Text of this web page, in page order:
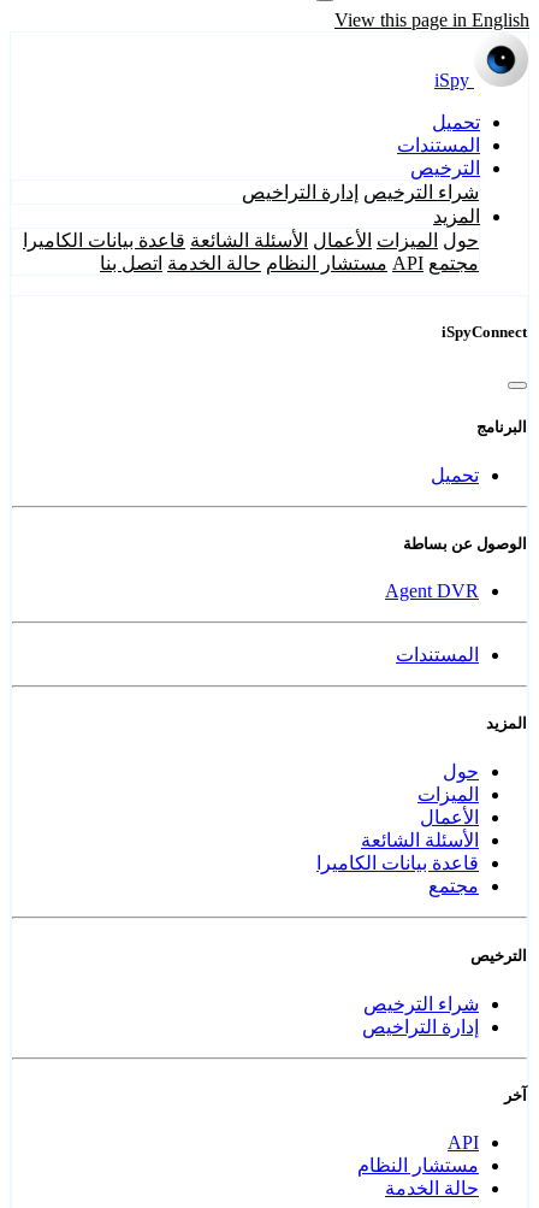
View this page in English
iSpy
تحميل
المستندات
الترخيص
شراء الترخيص إدارة التراخيص
المزيد
حول الميزات الأعمال الأسئلة الشائعة قاعدة بيانات الكاميرا
مجتمع API مستشار النظام حالة الخدمة اتصل بنا
iSpyConnect
البرنامج
تحميل
الوصول عن بساطة
Agent DVR
المستندات
المزيد
حول
الميزات
الأعمال
الأسئلة الشائعة
قاعدة بيانات الكاميرا
مجتمع
الترخيص
شراء الترخيص
إدارة التراخيص
آخر
API
مستشار النظام
حالة الخدمة